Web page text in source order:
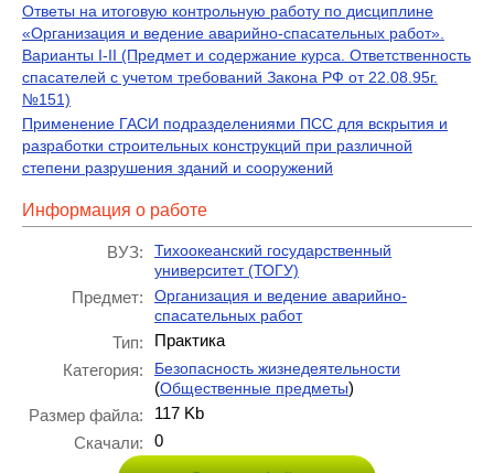
Ответы на итоговую контрольную работу по дисциплине
«Организация и ведение аварийно-спасательных работ».
Варианты I-II (Предмет и содержание курса. Ответственность
спасателей с учетом требований Закона РФ от 22.08.95г.
№151)
Применение ГАСИ подразделениями ПСС для вскрытия и
разработки строительных конструкций при различной
степени разрушения зданий и сооружений
Информация о работе
ВУЗ:
Тихоокеанский государственный
университет (ТОГУ)
Предмет:
Организация и ведение аварийно-
спасательных работ
Тип:
Практика
Категория:
Безопасность жизнедеятельности
(Общественные предметы)
Размер файла:
117 Kb
Скачали:
0